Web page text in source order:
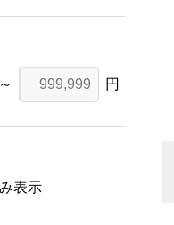
円
表示